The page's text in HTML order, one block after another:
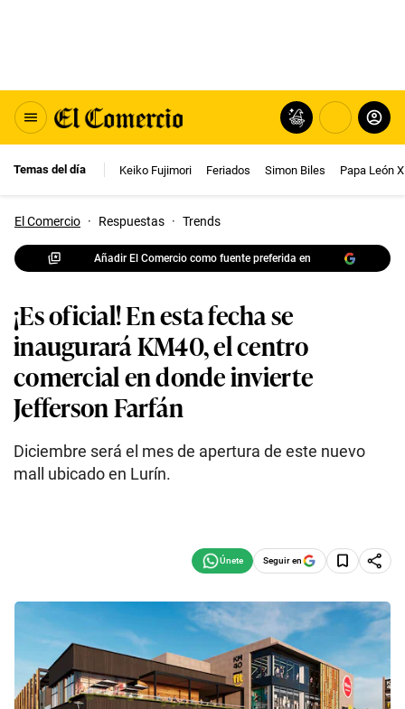
Temas del día Keiko Fujimori Feriados Simon Biles Papa León
El Comercio · Respuestas · Trends
Añadir El Comercio como fuente preferida en
¡Es oficial! En esta fecha se
inaugurará KM40, el centro
comercial en donde invierte
Jefferson Farfán
Diciembre será el mes de apertura de este nuevo
mall ubicado en Lurín.
Seguir en